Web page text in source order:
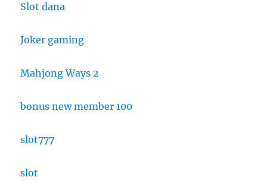
Slot dana
Joker gaming
Mahjong Ways 2
bonus new member 100
slot777
slot